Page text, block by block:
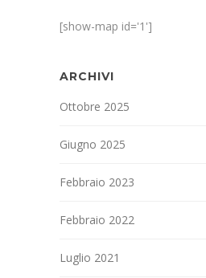
[show-map id='1']
ARCHIVI
Ottobre 2025
Giugno 2025
Febbraio 2023
Febbraio 2022
Luglio 2021